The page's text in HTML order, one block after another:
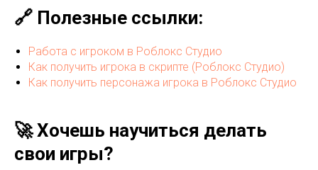
🔗 Полезные ссылки:
Работа с игроком в Роблокс Студио
Как получить игрока в скрипте (Роблокс Студио)
Как получить персонажа игрока в Роблокс Студио
🚀 Хочешь научиться делать
свои игры?